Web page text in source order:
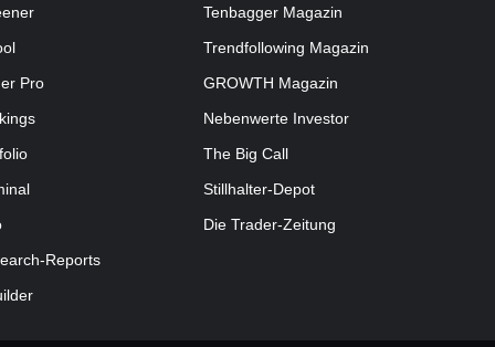
Pro
Reports
Tenbagger Magazin
Trendfollowing Magazin
GROWTH Magazin
Nebenwerte Investor
The Big Call
Stillhalter-Depot
Die Trader-Zeitung